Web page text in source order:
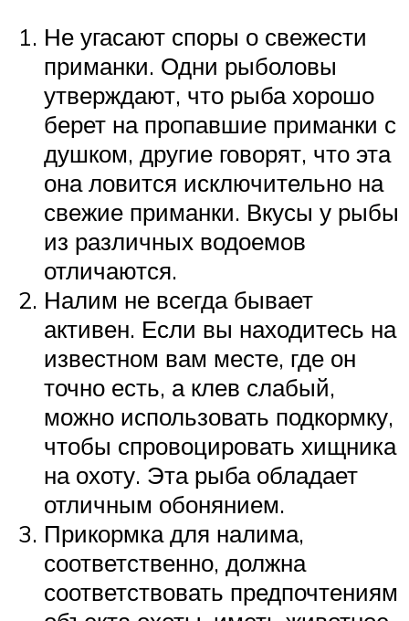
Не угасают споры о свежести
приманки. Одни рыболовы
утверждают, что рыба хорошо
берет на пропавшие приманки с
душком, другие говорят, что эта
она ловится исключительно на
свежие приманки. Вкусы у рыбы
из различных водоемов
отличаются.
Налим не всегда бывает
активен. Если вы находитесь на
известном вам месте, где он
точно есть, а клев слабый,
можно использовать подкормку,
чтобы спровоцировать хищника
на охоту. Эта рыба обладает
отличным обонянием.
Прикормка для налима,
соответственно, должна
соответствовать предпочтениям